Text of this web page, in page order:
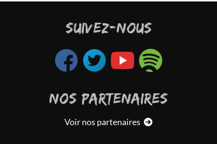
SUIVEZ-NOUS
NOS PARTENAIRES
Voir nos partenaires